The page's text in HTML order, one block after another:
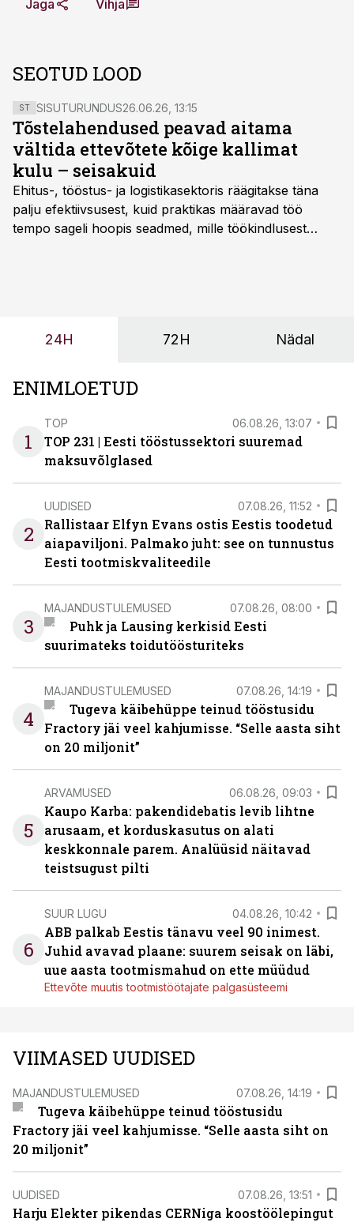
Jaga Vihja
SEOTUD LOOD
ST SISUTURUNDUS26.06.26, 13:15
Tõstelahendused peavad aitama
vältida ettevõtete kõige kallimat
kulu – seisakuid
Ehitus-, tööstus- ja logistikasektoris räägitakse täna
palju efektiivsusest, kuid praktikas määravad töö
tempo sageli hoopis seadmed, mille töökindlusest
24H 72H Nädal
ENIMLOETUD
1
TOP 06.08.26, 13:07
TOP 231 | Eesti tööstussektori suuremad
maksuvõlglased
2
UUDISED 07.08.26, 11:52
Rallistaar Elfyn Evans ostis Eestis toodetud
aiapaviljoni. Palmako juht: see on tunnustus
Eesti tootmiskvaliteedile
3
MAJANDUSTULEMUSED 07.08.26, 08:00
Puhk ja Lausing kerkisid Eesti
suurimateks toidutöösturiteks
4
MAJANDUSTULEMUSED 07.08.26, 14:19
Tugeva käibehüppe teinud tööstusidu
Fractory jäi veel kahjumisse. “Selle aasta siht
on 20 miljonit”
5
ARVAMUSED 06.08.26, 09:03
Kaupo Karba: pakendidebatis levib lihtne
arusaam, et korduskasutus on alati
keskkonnale parem. Analüüsid näitavad
teistsugust pilti
6
SUUR LUGU 04.08.26, 10:42
ABB palkab Eestis tänavu veel 90 inimest.
Juhid avavad plaane: suurem seisak on läbi,
uue aasta tootmismahud on ette müüdud
Ettevõte muutis tootmistöötajate palgasüsteemi
VIIMASED UUDISED
MAJANDUSTULEMUSED 07.08.26, 14:19
Tugeva käibehüppe teinud tööstusidu
Fractory jäi veel kahjumisse. “Selle aasta siht on
20 miljonit”
UUDISED 07.08.26, 13:51
Harju Elekter pikendas CERNiga koostöölepingut